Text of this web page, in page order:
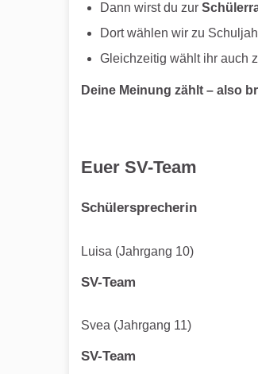
Dann wirst du zur
Dort wählen wir zu
Gleichzeitig wählt ihr auch
Deine Meinung zählt – also
Euer SV-Team
Schülersprecherin
Luisa (Jahrgang 10)
SV-Team
Svea (Jahrgang 11)
SV-Team